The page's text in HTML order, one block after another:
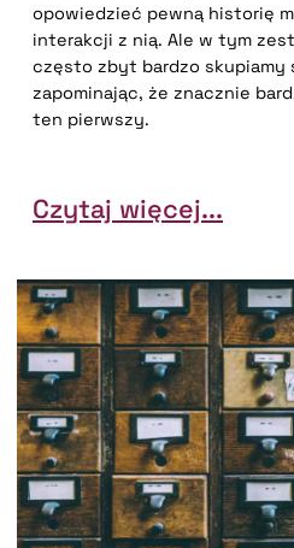
opowiedzieć pewną historię
interakcji z nią. Ale w tym
często zbyt bardzo skupiamy
zapominając, że znacznie
ten pierwszy.
Czytaj więcej...